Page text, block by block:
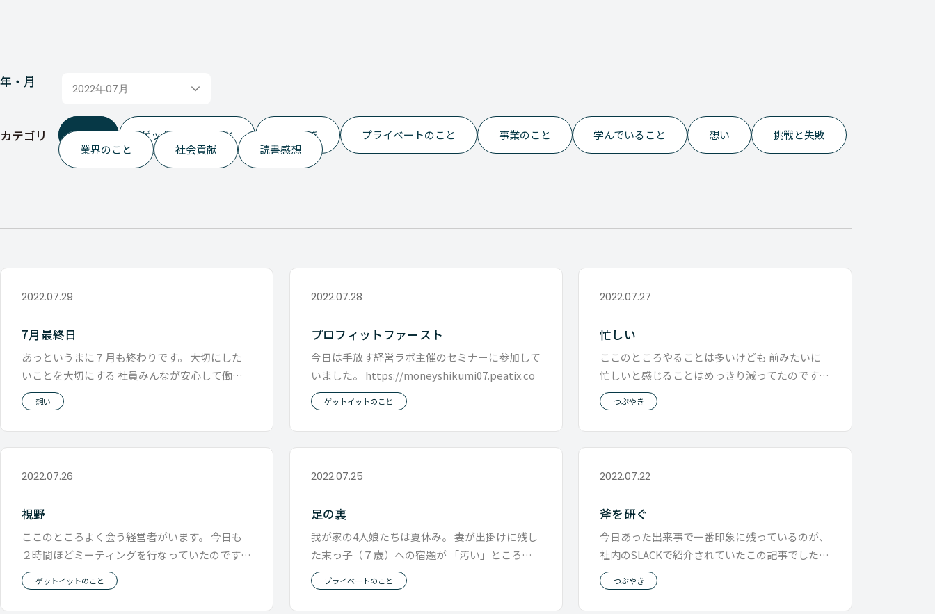
年・月 2022年07月
カテゴリ ALL ゲットイットのこと つぶやき プライベートのこと 事業のこと 学んでいること 想い
挑戦と失敗
業界のこと
社会貢献 読書感想
2022.07.29
7月最終日
あっというまに７月も終わりです。 大切にした
いことを大切にする 社員みんなが安心して働け
る そんな会社にしていくために
想い
2022.07.28
プロフィットファースト
今日は手放す経営ラボ主催のセミナーに参加して
いました。 https://moneyshikumi07.peatix.co
ゲットイットのこと
2022.07.27
忙しい
ここのところやることは多いけども 前みたいに
忙しいと感じることはめっきり減ってたのです
が、 今日は久しぶりに忙しいという
つぶやき
2022.07.26
視野
ここのところよく会う経営者がいます。 今日も
２時間ほどミーティングを行なっていたのです
が、 IT機器のみならず、社会全体
ゲットイットのこと
2022.07.25
足の裏
我が家の4人娘たちは夏休み。 妻が出掛けに残し
た末っ子（７歳）への宿題が 「汚い」ところを
掃除しておいてね。 お昼を食べ
プライベートのこと
2022.07.22
斧を研ぐ
今日あった出来事で一番印象に残っているのが、
社内のSLACKで紹介されていたこの記事でした。
https://note
つぶやき